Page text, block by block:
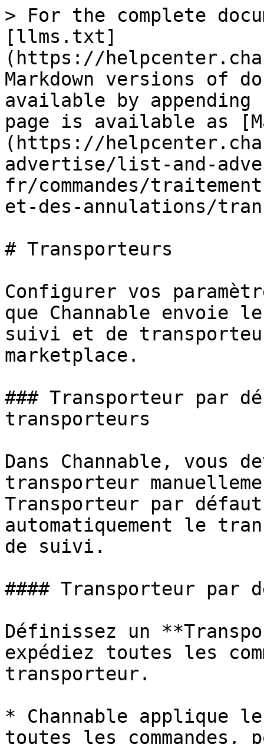
> For the complete
[llms.txt]
(https://
Markdown versions of
available by
page is available as
(https://
advertise/list-and-
fr/commandes/
et-des-annulations/
# Transporteurs
Configurer vos
que Channable envoie
suivi et de transporteur
marketplace.
### Transporteur par
transporteurs
Dans Channable, vous
transporteur
Transporteur par
automatiquement le
de suivi.
#### Transporteur par
Définissez un
expédiez toutes les
transporteur.
* Channable applique
toutes les commandes,